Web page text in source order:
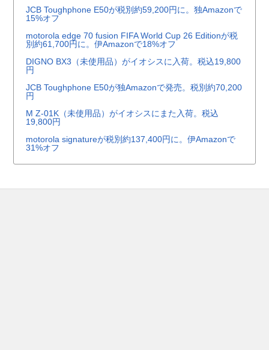
JCB Toughphone E50が税別約59,200円に。独Amazonで
15%オフ
motorola edge 70 fusion FIFA World Cup 26 Editionが税
別約61,700円に。伊Amazonで18%オフ
DIGNO BX3（未使用品）がイオシスに入荷。税込19,800
円
JCB Toughphone E50が独Amazonで発売。税別約70,200
円
M Z-01K（未使用品）がイオシスにまた入荷。税込
19,800円
motorola signatureが税別約137,400円に。伊Amazonで
31%オフ